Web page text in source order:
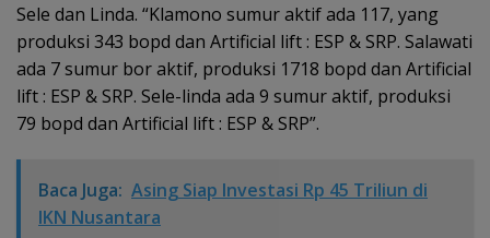
Sele dan Linda. “Klamono sumur aktif ada 117, yang
produksi 343 bopd dan Artificial lift : ESP & SRP. Salawati
ada 7 sumur bor aktif, produksi 1718 bopd dan Artificial
lift : ESP & SRP. Sele-linda ada 9 sumur aktif, produksi
79 bopd dan Artificial lift : ESP & SRP”.
Baca Juga: Asing Siap Investasi Rp 45 Triliun di
IKN Nusantara